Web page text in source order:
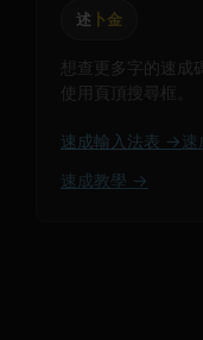
述 卜金
想查更多字的速
使用頁頂搜尋框。
速成輸入法表 →
速成教學 →